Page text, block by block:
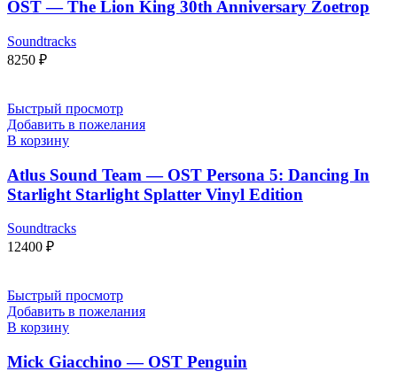
OST — The Lion King 30th Anniversary Zoetrop
Soundtracks
8250 ₽
Быстрый просмотр
Добавить в пожелания
В корзину
Atlus Sound Team — OST Persona 5: Dancing In
Starlight Starlight Splatter Vinyl Edition
Soundtracks
12400 ₽
Быстрый просмотр
Добавить в пожелания
В корзину
Mick Giacchino — OST Penguin